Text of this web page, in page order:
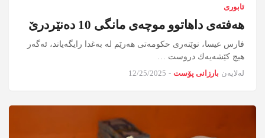
ئابوری
هەفتەی داهاتوو موچەی مانگی 10 دەنێردرێ
فارس عیسا، نوێنه‌ری حكومه‌تی هه‌رێم له‌ به‌غدا رایگه‌یاند، ئه‌گه‌ر
هیچ كێشه‌یه‌ك دروست …
لەلایەن بارزانی پۆست -
12/25/2025